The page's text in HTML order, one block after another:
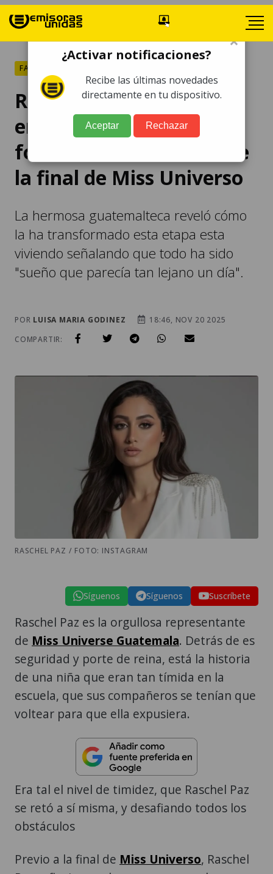
FARÁNDULA
Raschel Paz comparte
emotivo mensaje con
foto de su niñez antes de
la final de Miss Universo
La hermosa guatemalteca reveló cómo
la ha transformado esta etapa esta
viviendo señalando que todo ha sido
"sueño que parecía tan lejano un día".
POR LUISA MARIA GODINEZ
18:46, NOV 20 2025
COMPARTIR:
RASCHEL PAZ / FOTO: INSTAGRAM
Síguenos Síguenos Suscríbete
Raschel Paz es la orgullosa representante
de Miss Universe Guatemala. Detrás de es
seguridad y porte de reina, está la historia
de una niña que eran tan tímida en la
escuela, que sus compañeros se tenían que
voltear para que ella expusiera.
Era tal el nivel de timidez, que Raschel Paz
se retó a sí misma, y desafiando todos los
obstáculos
Previo a la final de Miss Universo, Raschel
×
¿Activar notificaciones?
Recibe las últimas novedades
directamente en tu dispositivo.
Aceptar Rechazar